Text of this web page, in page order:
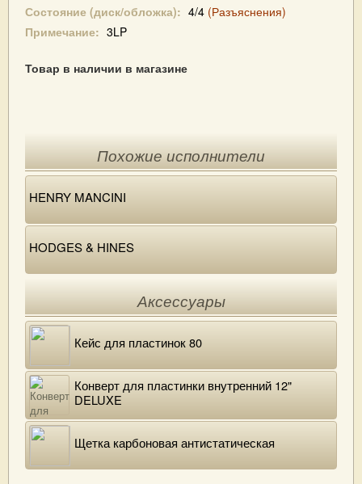
Состояние (диск/обложка): 4/4 (Разъяснения)
Примечание: 3LP
Товар в наличии в магазине
Похожие исполнители
HENRY MANCINI
HODGES & HINES
Аксессуары
Кейс для пластинок 80
Конверт для пластинки внутренний 12"
DELUXE
Щетка карбоновая антистатическая